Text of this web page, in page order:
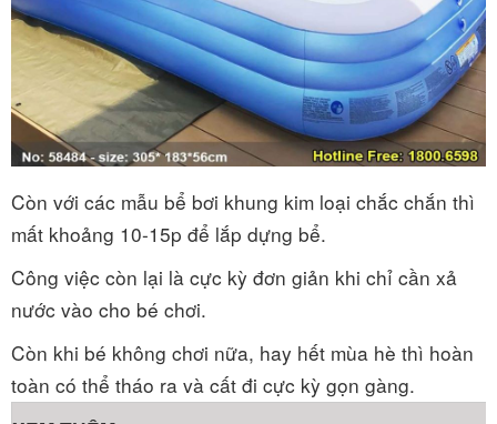
Còn với các mẫu bể bơi khung kim loại chắc chắn thì
mất khoảng 10-15p để lắp dựng bể.
Công việc còn lại là cực kỳ đơn giản khi chỉ cần xả
nước vào cho bé chơi.
Còn khi bé không chơi nữa, hay hết mùa hè thì hoàn
toàn có thể tháo ra và cất đi cực kỳ gọn gàng.